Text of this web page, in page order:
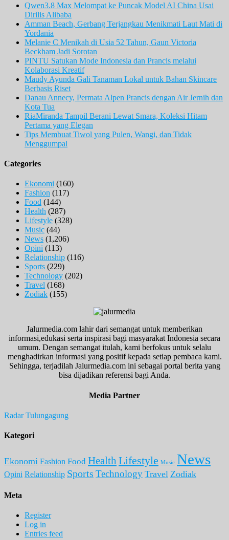
Qwen3.8 Max Melompat ke Puncak Model AI China Usai
Dirilis Alibaba
Amman Beach, Gerbang Terjangkau Menikmati Laut Mati di
Yordania
Melanie C Menikah di Usia 52 Tahun, Gaun Victoria
Beckham Jadi Sorotan
PINTU Satukan Mode Indonesia dan Prancis melalui
Kolaborasi Kreatif
Maudy Ayunda Gali Tanaman Lokal untuk Bahan Skincare
Berbasis Riset
Danau Annecy, Permata Alpen Prancis dengan Air Jernih dan
Kota Tua
RiaMiranda Tampil Berani Lewat Smara, Koleksi Hitam
Pertama yang Elegan
Tips Membuat Tiwol yang Pulen, Wangi, dan Tidak
Menggumpal
Categories
Ekonomi (160)
Fashion (117)
Food (144)
Health (287)
Lifestyle (328)
Music (44)
News (1,206)
Opini (113)
Relationship (116)
Sports (229)
Technology (202)
Travel (168)
Zodiak (155)
Jalurmedia.com lahir dari semangat untuk memberikan
informasi,edukasi serta inspirasi bagi masyarakat Indonesia secara
umum. Dengan semangat itulah, kami berfokus untuk selalu
menghadirkan informasi yang positif kepada setiap pembaca kami.
Sehingga, terjadilah Jalurmedia.com ini sebagai portal berita yang
bisa dijadikan referensi bagi Anda.
Media Partner
Radar Tulungagung
Kategori
Ekonomi Fashion Food Health Lifestyle Music News
Opini Relationship Sports Technology Travel Zodiak
Meta
Register
Log in
Entries feed